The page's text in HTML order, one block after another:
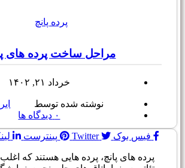
پرده پانچ
مراحل ساخت پرده های
خرداد ۲۱, ۱۴۰۲
نوشته شده توسط
۰ دیدگاه ها
فیس بوک Twitter پینترست
پرده های پانچ، پرده هایی هستند که